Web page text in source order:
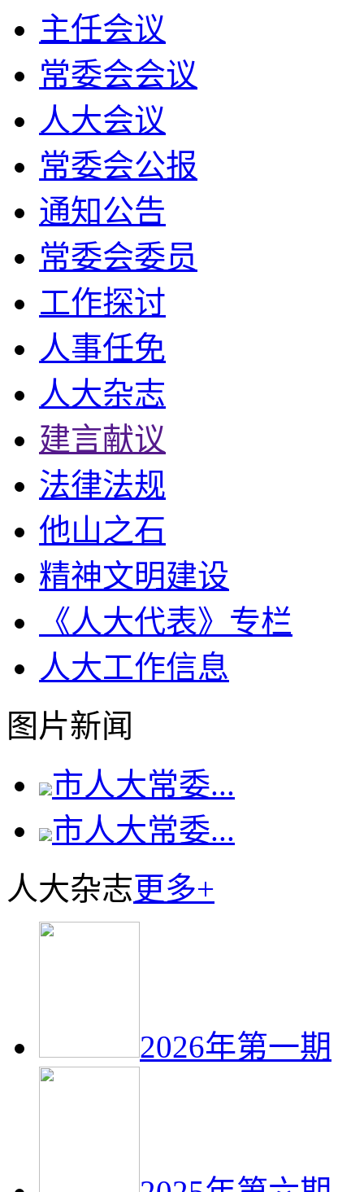
主任会议
常委会会议
人大会议
常委会公报
通知公告
常委会委员
工作探讨
人事任免
人大杂志
建言献议
法律法规
他山之石
精神文明建设
《人大代表》专栏
人大工作信息
图片新闻
市人大常委...
市人大常委...
人大杂志更多+
2026年第一期